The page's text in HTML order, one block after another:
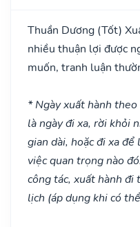
Thuần Dương (Tốt)
nhiều thuận lợi được
muốn, tranh luận
* Ngày xuất hành
là ngày đi xa, rời khỏi
gian dài, hoặc đi xa
việc quan trọng nào
công tác, xuất hành đi
lịch (áp dụng khi có